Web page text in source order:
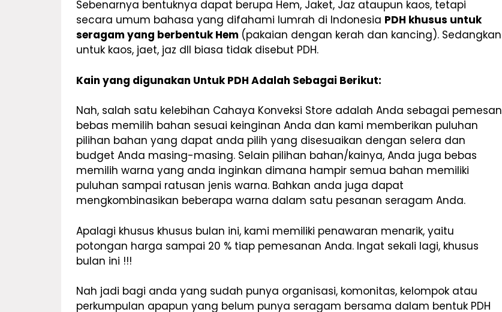
Sebenarnya bentuknya dapat berupa Hem, Jaket, Jaz ataupun kaos, tetapi
secara umum bahasa yang difahami lumrah di Indonesia PDH khusus untuk
seragam yang berbentuk Hem (pakaian dengan kerah dan kancing). Sedangkan
untuk kaos, jaet, jaz dll biasa tidak disebut PDH.
Kain yang digunakan Untuk PDH Adalah Sebagai Berikut:
Nah, salah satu kelebihan Cahaya Konveksi Store adalah Anda sebagai pemesan
bebas memilih bahan sesuai keinginan Anda dan kami memberikan puluhan
pilihan bahan yang dapat anda pilih yang disesuaikan dengan selera dan
budget Anda masing-masing. Selain pilihan bahan/kainya, Anda juga bebas
memilih warna yang anda inginkan dimana hampir semua bahan memiliki
puluhan sampai ratusan jenis warna. Bahkan anda juga dapat
mengkombinasikan beberapa warna dalam satu pesanan seragam Anda.
Apalagi khusus khusus bulan ini, kami memiliki penawaran menarik, yaitu
potongan harga sampai 20 % tiap pemesanan Anda. Ingat sekali lagi, khusus
bulan ini !!!
Nah jadi bagi anda yang sudah punya organisasi, komonitas, kelompok atau
perkumpulan apapun yang belum punya seragam bersama dalam bentuk PDH